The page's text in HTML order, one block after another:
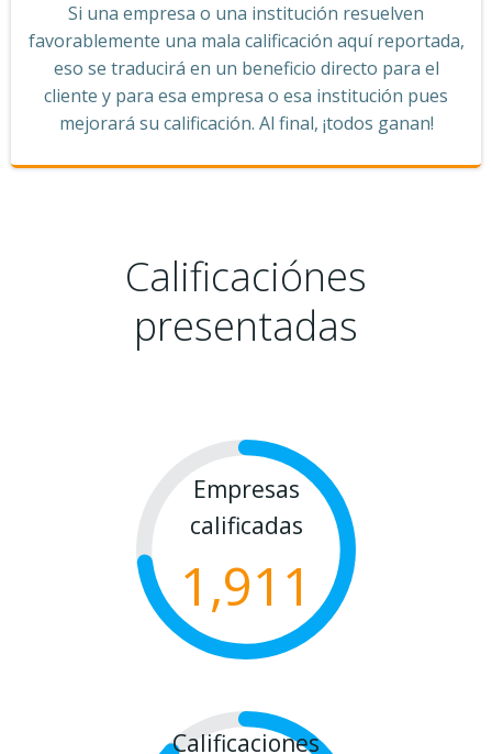
Si una empresa o una institución resuelven
favorablemente una mala calificación aquí reportada,
eso se traducirá en un beneficio directo para el
cliente y para esa empresa o esa institución pues
mejorará su calificación. Al final, ¡todos ganan!
Calificaciónes
presentadas
Empresas
calificadas
1,911
Calificaciones